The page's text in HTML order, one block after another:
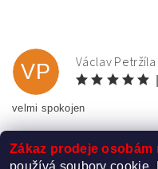
VP Václav Petržíla
velmi spokojen
Zákaz prodeje osobám
používá soubory